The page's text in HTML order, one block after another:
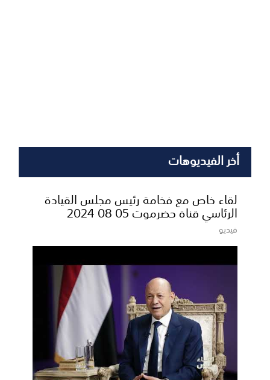
أخر الفيديوهات
لقاء خاص مع فخامة رئيس مجلس القيادة
الرئاسي قناة حضرموت 05 08 2024
فيديو